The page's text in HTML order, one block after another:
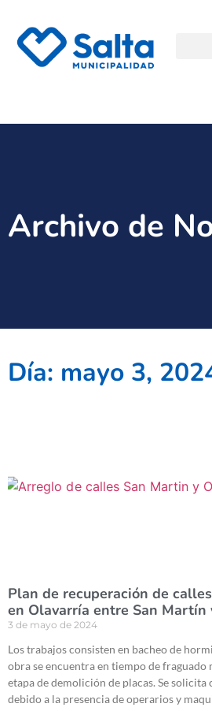
Archivo de
Día: mayo 3,
Plan de recuperación de
en Olavarría entre San Martín
3 de mayo de 2024
Los trabajos consisten en bacheo de
obra se encuentra en tiempo de fraguado
etapa de demolición de placas. Se
debido a la presencia de operarios y